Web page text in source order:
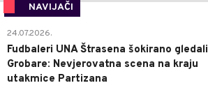
NAVIJAČI
24.07.2026.
Fudbaleri UNA Štrasena šokirano gledali
Grobare: Nevjerovatna scena na kraju
utakmice Partizana